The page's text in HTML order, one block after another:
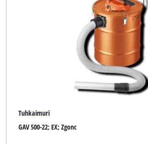
Tuhkaimuri
GAV 500-22; EX; Zgonc